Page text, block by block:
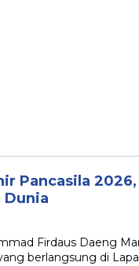
Pancasila
Dunia
Firdaus Daeng
berlangsung di